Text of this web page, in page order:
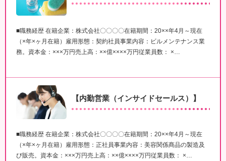
■職務経歴 在籍企業：株式会社〇〇〇〇在籍期間：20××年4月～現在
（×年×ヶ月在籍）雇用形態：契約社員事業内容：ビルメンテナンス業
務。資本金：×××万円売上高：××億××××万円従業員数： ×…
【内勤営業（インサイドセールス）】
■職務経歴 在籍企業：株式会社〇〇〇〇在籍期間：20××年4月～現在
（×年×ヶ月在籍）雇用形態：正社員事業内容：美容関係商品の製造及
び販売。資本金：×××万円売上高：××億××××万円従業員数： ×…